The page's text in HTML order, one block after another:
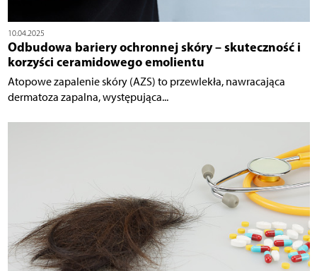
10.04.2025
Odbudowa bariery ochronnej skóry – skuteczność i
korzyści ceramidowego emolientu
Atopowe zapalenie skóry (AZS) to przewlekła, nawracająca
dermatoza zapalna, występująca...